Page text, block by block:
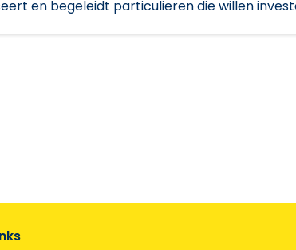
en begeleidt particulieren die willen